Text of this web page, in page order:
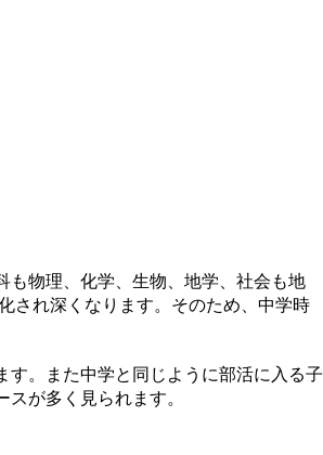
物理、化学、生物、地学、社会も地
され深くなります。そのため、中学時
。また中学と同じように部活に入る子
が多く見られます。